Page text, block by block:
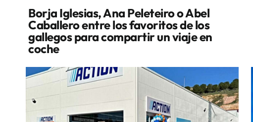
Borja Iglesias, Ana Peleteiro o Abel
Caballero entre los favoritos de los
gallegos para compartir un viaje en
coche